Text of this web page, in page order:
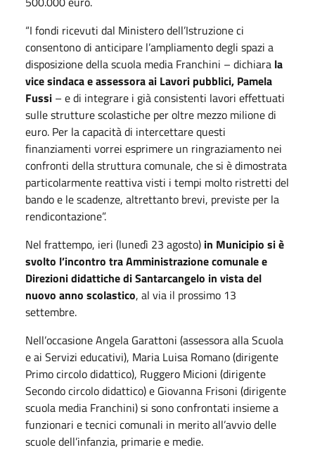
“I fondi ricevuti dal Ministero dell’Istruzione ci
consentono di anticipare l’ampliamento degli spazi a
disposizione della scuola media Franchini – dichiara la
vice sindaca e assessora ai Lavori pubblici, Pamela
Fussi – e di integrare i già consistenti lavori effettuati
sulle strutture scolastiche per oltre mezzo milione di
euro. Per la capacità di intercettare questi
finanziamenti vorrei esprimere un ringraziamento nei
confronti della struttura comunale, che si è dimostrata
particolarmente reattiva visti i tempi molto ristretti del
bando e le scadenze, altrettanto brevi, previste per la
rendicontazione”.
Nel frattempo, ieri (lunedì 23 agosto) in Municipio si è
svolto l’incontro tra Amministrazione comunale e
Direzioni didattiche di Santarcangelo in vista del
nuovo anno scolastico, al via il prossimo 13
settembre.
Nell’occasione Angela Garattoni (assessora alla Scuola
e ai Servizi educativi), Maria Luisa Romano (dirigente
Primo circolo didattico), Ruggero Micioni (dirigente
Secondo circolo didattico) e Giovanna Frisoni (dirigente
scuola media Franchini) si sono confrontati insieme a
funzionari e tecnici comunali in merito all’avvio delle
scuole dell’infanzia, primarie e medie.